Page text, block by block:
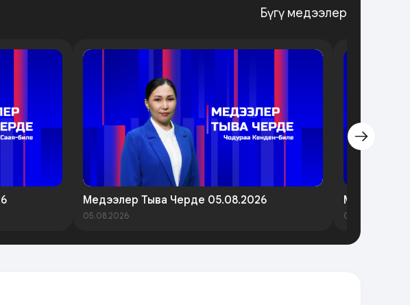
Бүгү медээлер
Медээлер Тыва Черде 05.08.2026
05.08.2026
Медээлер
03.08.2026